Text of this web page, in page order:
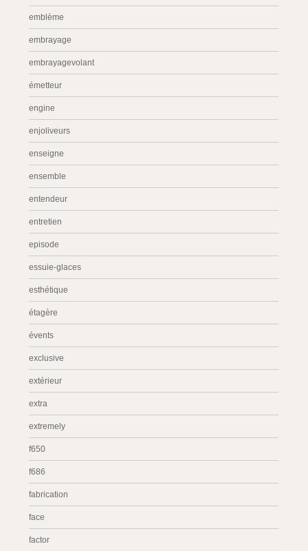
emblème
embrayage
embrayagevolant
émetteur
engine
enjoliveurs
enseigne
ensemble
entendeur
entretien
episode
essuie-glaces
esthétique
étagère
évents
exclusive
extérieur
extra
extremely
f650
f686
fabrication
face
factor